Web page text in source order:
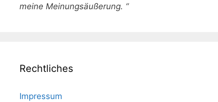
meine Meinungsäußerung. “
Rechtliches
Impressum